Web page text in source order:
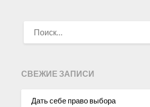
СВЕЖИЕ ЗАПИСИ
Дать себе право выбора